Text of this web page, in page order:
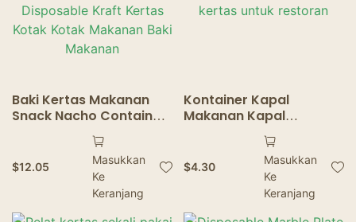
Baki Kertas Makanan
Snack Nacho Container
Fried Container
Takeaway Boxes French
Fries Tray Disposable
Kraft Kertas Kotak
Kotak Makanan Baki
Makanan
$12.05
Masukkan
Ke
Keranjang
Kontainer Kapal
Makanan Kapal
Makanan Makanan
Makanan Kertas sekali
pakai baki perahu
kertas untuk restoran
$4.30
Masukkan
Ke
Keranjang